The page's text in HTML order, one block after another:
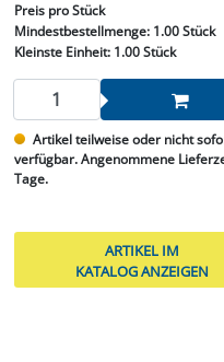
Preis pro Stück
Mindestbestellmenge: 1.00 Stück
Kleinste Einheit:1.00 Stück
Artikel teilweise oder nicht
verfügbar. Angenommene
Tage.
ARTIKEL IM
KATALOG ANZEIGEN